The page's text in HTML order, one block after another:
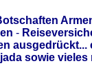
-
sowie vieles